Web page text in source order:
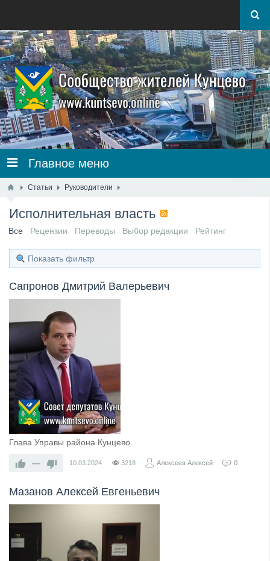
Главное меню
Статьи Руководители
Исполнительная власть
Все Рецензии Переводы Выбор редакции Рейтинг
Показать фильтр
Сапронов Дмитрий Валерьевич
Глава Управы района Кунцево
— 10.03.2024 3218 Алексеев Алексей 0
Мазанов Алексей Евгеньевич